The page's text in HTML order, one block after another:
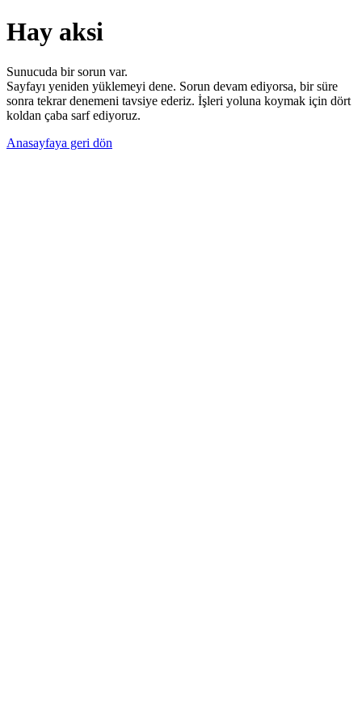
Hay aksi
Sunucuda bir sorun var.
Sayfayı yeniden yüklemeyi dene. Sorun devam ediyorsa, bir süre
sonra tekrar denemeni tavsiye ederiz. İşleri yoluna koymak için dört
koldan çaba sarf ediyoruz.
Anasayfaya geri dön